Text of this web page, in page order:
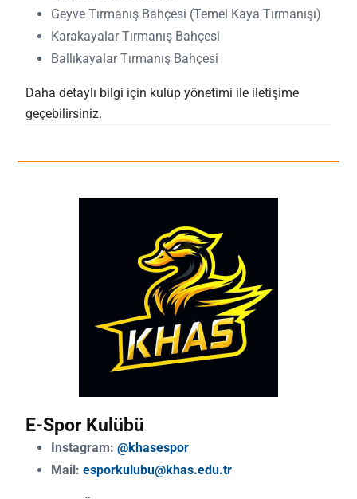
Geyve Tırmanış Bahçesi (Temel Kaya Tırmanışı)
Karakayalar Tırmanış Bahçesi
Ballıkayalar Tırmanış Bahçesi
Daha detaylı bilgi için kulüp yönetimi ile iletişime
geçebilirsiniz.
E-Spor Kulübü
Instagram: @khasespor
Mail: esporkulubu@khas.edu.tr